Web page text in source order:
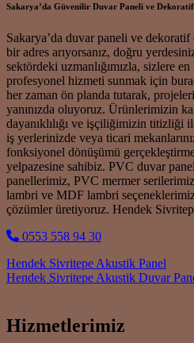
Sakarya’da Güvenilir Duvar Paneli ve
Sakarya’da duvar paneli ve
bir adres arıyorsanız, doğru
sektördeki uzmanlığımızla, sizlere
profesyonel hizmeti sunmak için
her zaman ön planda tutarak,
yanınızda oluyoruz. Ürünlerimizin
dayanıklılığı ve işçiliğimizin titizliği
iş yerlerinizde veya ticari
fonksiyonel dönüşümü
yelpazesine sahibiz. PVC duvar
panellerimiz, PVC mermer
lambri ve MDF lambri
çözümler üretiyoruz. Hendek
0553 558 94 30
Post navigation
Hendek Sivritepe Akustik Panel
Hendek Sivritepe Akustik Duvar
Hizmetlerimiz